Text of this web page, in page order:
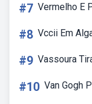
#7 Vermelho E
#8 Vccii Em
#9 Vassoura
#10 Van Gogh